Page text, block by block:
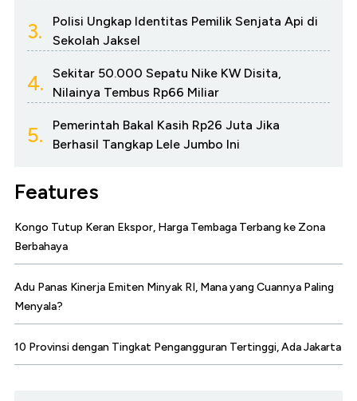
3.
Polisi Ungkap Identitas Pemilik Senjata Api di
Sekolah Jaksel
4.
Sekitar 50.000 Sepatu Nike KW Disita,
Nilainya Tembus Rp66 Miliar
5.
Pemerintah Bakal Kasih Rp26 Juta Jika
Berhasil Tangkap Lele Jumbo Ini
Features
Kongo Tutup Keran Ekspor, Harga Tembaga Terbang ke Zona
Berbahaya
Adu Panas Kinerja Emiten Minyak RI, Mana yang Cuannya Paling
Menyala?
10 Provinsi dengan Tingkat Pengangguran Tertinggi, Ada Jakarta